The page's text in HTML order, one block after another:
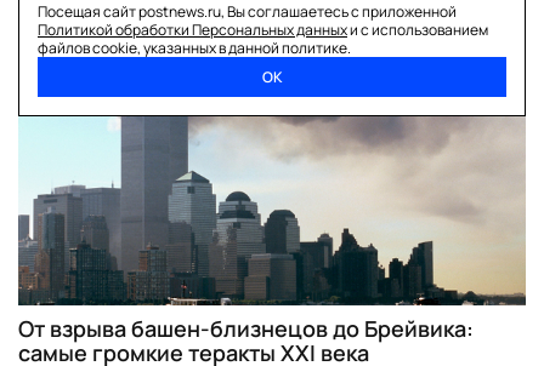
теракт в «крокусе»
От взрыва башен-близнецов до Брейвика:
самые громкие теракты XXI века
Посещая сайт postnews.ru, Вы соглашаетесь с приложенной
Политикой обработки Персональных данныхи с использованием
файлов cookie, указанных в данной политике.
ОК